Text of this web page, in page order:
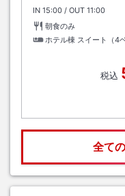
IN チェックイン
15:00 / OUT チェックア
11:00
朝食のみ
ホテル棟 スイート（4
税込
全て